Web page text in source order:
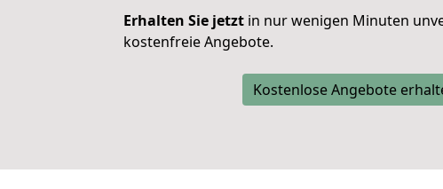
Erhalten Sie jetzt in nur wenigen Minuten
kostenfreie Angebote.
Kostenlose Angebote